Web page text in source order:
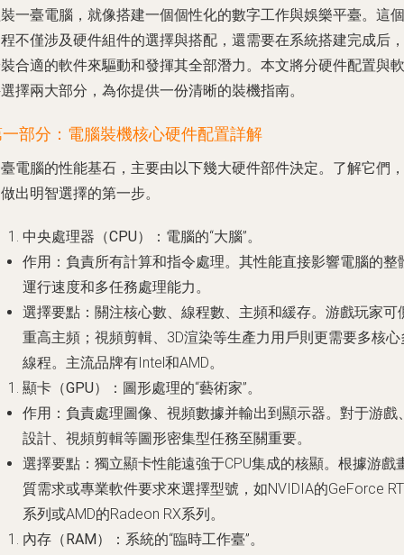
一臺電腦，就像搭建一個個性化的數字工作與娛樂平臺。這個
不僅涉及硬件組件的選擇與搭配，還需要在系統搭建完成后，
合適的軟件來驅動和發揮其全部潛力。本文將分硬件配置與軟
擇兩大部分，為你提供一份清晰的裝機指南。
部分：電腦裝機核心硬件配置詳解
電腦的性能基石，主要由以下幾大硬件部件決定。了解它們，
出明智選擇的第一步。
中央處理器（CPU）
：電腦的“大腦”。
作用 ：負責所有計算和指令處理。其性能直接影響電腦的整
運行速度和多任務處理能力。
選擇要點 ：關注核心數、線程數、主頻和緩存。游戲玩家可
重高主頻；視頻剪輯、3D渲染等生產力用戶則更需要多核心
線程。主流品牌有Intel和AMD。
顯卡（GPU）
：圖形處理的“藝術家”。
作用 ：負責處理圖像、視頻數據并輸出到顯示器。對于游戲
設計、視頻剪輯等圖形密集型任務至關重要。
選擇要點 ：獨立顯卡性能遠強于CPU集成的核顯。根據游戲
質需求或專業軟件要求來選擇型號，如NVIDIA的GeForce
系列或AMD的Radeon RX系列。
內存（RAM）
：系統的“臨時工作臺”。